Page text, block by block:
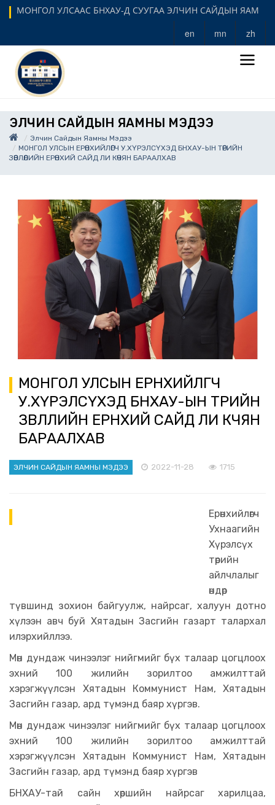
МОНГОЛ УЛСААС БНХАУ-Д СУУГАА ЭЛЧИН САЙДЫН ЯАМ
en mn zh
ЭЛЧИН САЙДЫН ЯАМНЫ МЭДЭЭ
Элчин Сайдын Яамны Мэдээ
МОНГОЛ УЛСЫН ЕРӨНХИЙЛӨГЧ У.ХҮРЭЛСҮХЭД БНХАУ-ЫН ТӨРИЙН
ЗӨВЛӨЛИЙН ЕРӨНХИЙ САЙД ЛИ КӨЧЯН БАРААЛХАВ
МОНГОЛ УЛСЫН ЕРӨНХИЙЛӨГЧ
У.ХҮРЭЛСҮХЭД БНХАУ-ЫН ТӨРИЙН
ЗӨВЛӨЛИЙН ЕРӨНХИЙ САЙД ЛИ КӨЧЯН
БАРААЛХАВ
ЭЛЧИН САЙДЫН ЯАМНЫ МЭДЭЭ 2022-11-28 1715
Ерөнхийлөгч
Ухнаагийн
Хүрэлсүх
төрийн
айлчлалыг
өндөр
түвшинд зохион байгуулж, найрсаг, халуун дотно
хүлээн авч буй Хятадын Засгийн газарт талархал
илэрхийллээ.
Мөн дундаж чинээлэг нийгмийг бүх талаар цогцлоох
эхний 100 жилийн зорилтоо амжилттай
хэрэгжүүлсэн Хятадын Коммунист Нам, Хятадын
Засгийн газар, ард түмэнд баяр хүргэв.
Мөн дундаж чинээлэг нийгмийг бүх талаар цогцлоох
эхний 100 жилийн зорилтоо амжилттай
хэрэгжүүлсэн Хятадын Коммунист Нам, Хятадын
Засгийн газар, ард түмэнд баяр хүргэв
БНХАУ-тай сайн хөршийн найрсаг харилцаа,